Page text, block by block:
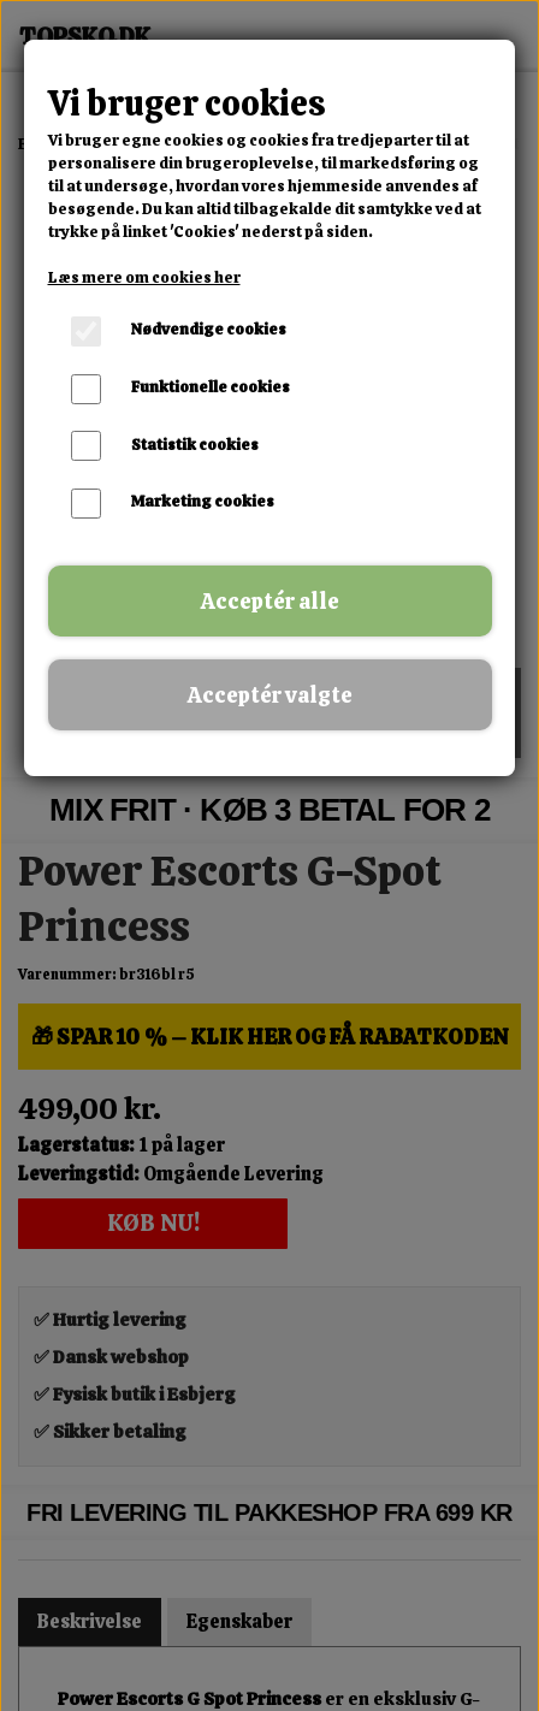
Forside Erotisk Kollektion Alle Produkter Power Escorts G-Spot
MIX FRIT · KØB 3 BETAL FOR 2
Power Escorts G-Spot
Princess
Varenummer: br316bl r5
🎁 SPAR 10 % – KLIK HER OG FÅ RABATKODEN
499,00 kr.
Lagerstatus:1 på lager
Leveringstid:Omgående Levering
KØB NU!
✅ Hurtig levering
✅ Dansk webshop
✅ Fysisk butik i Esbjerg
✅ Sikker betaling
FRI LEVERING TIL PAKKESHOP FRA 699 KR
Beskrivelse Egenskaber
Power Escorts G Spot Princesser en eksklusiv G-
Vi bruger cookies
Vi bruger egne cookies og cookies fra tredjeparter til at
personalisere din brugeroplevelse, til markedsføring og
til at undersøge, hvordan vores hjemmeside anvendes af
besøgende. Du kan altid tilbagekalde dit samtykke ved at
trykke på linket 'Cookies' nederst på siden.
Læs mere om cookies her
Nødvendige cookies
Funktionelle cookies
Statistik cookies
Marketing cookies
Acceptér alle
Acceptér valgte